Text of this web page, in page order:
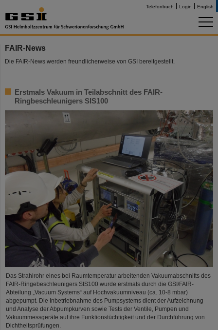
Telefonbuch Login English
FAIR-News
Die FAIR-News werden freundlicherweise von GSI bereitgestellt.
Erstmals Vakuum in Teilabschnitt des FAIR-
Ringbeschleunigers SIS100
Das Strahlrohr eines bei Raumtemperatur arbeitenden Vakuumabschnitts des
FAIR-Ringebeschleunigers SIS100 wurde erstmals durch die GSI/FAIR-
Abteilung „Vacuum Systems“ auf Hochvakuumniveau (ca. 10-8 mbar)
abgepumpt. Die Inbetriebnahme des Pumpsystems dient der Aufzeichnung
und Analyse der Abpumpkurven sowie Tests der Ventile, Pumpen und
Vakuummessgeräte auf ihre Funktionstüchtigkeit und der Durchführung von
Dichtheitsprüfungen.